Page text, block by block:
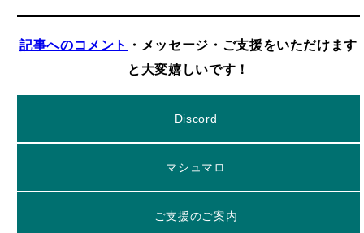
記事へのコメント
・メッセージ・ご支援をいただけます
と大変嬉しいです！
Discord
マシュマロ
ご支援のご案内